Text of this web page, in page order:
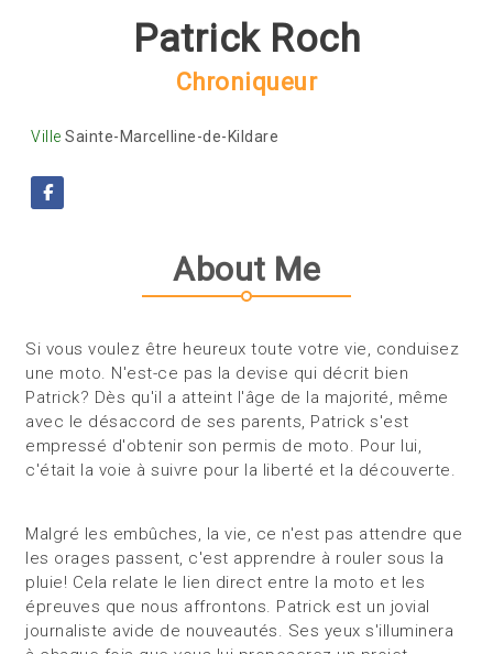
Patrick Roch
Chroniqueur
Ville Sainte-Marcelline-de-Kildare
About Me
Si vous voulez être heureux toute votre vie, conduisez
une moto. N'est-ce pas la devise qui décrit bien
Patrick? Dès qu'il a atteint l'âge de la majorité, même
avec le désaccord de ses parents, Patrick s'est
empressé d'obtenir son permis de moto. Pour lui,
c'était la voie à suivre pour la liberté et la découverte.
Malgré les embûches, la vie, ce n'est pas attendre que
les orages passent, c'est apprendre à rouler sous la
pluie! Cela relate le lien direct entre la moto et les
épreuves que nous affrontons. Patrick est un jovial
journaliste avide de nouveautés. Ses yeux s'illuminera